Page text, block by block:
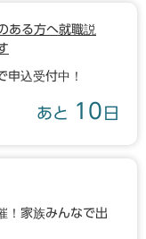
ある方へ就職説
込受付中！
あと 10 日
！家族みんなで出